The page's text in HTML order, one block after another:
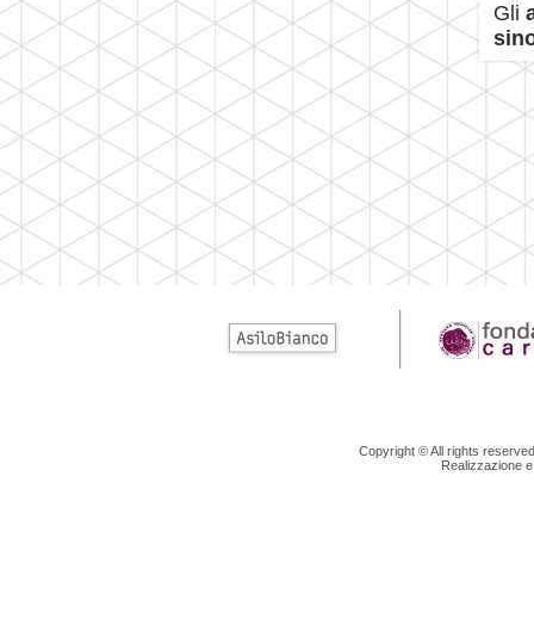
Gli
Copyright © All rights
Realizzazione